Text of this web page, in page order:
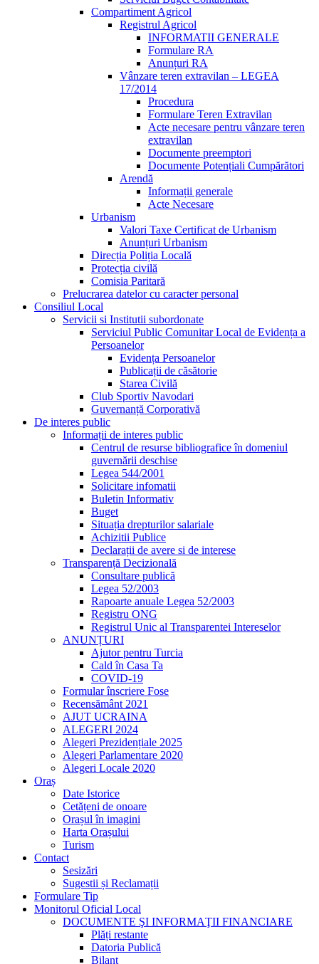
Compartiment Agricol
Registrul Agricol
INFORMATII GENERALE
Formulare RA
Anunțuri RA
Vânzare teren extravilan – LEGEA
17/2014
Procedura
Formulare Teren Extravilan
Acte necesare pentru vânzare teren
extravilan
Documente preemptori
Documente Potențiali Cumpărători
Arendă
Informații generale
Acte Necesare
Urbanism
Valori Taxe Certificat de Urbanism
Anunțuri Urbanism
Direcția Poliția Locală
Protecția civilă
Comisia Paritară
Prelucrarea datelor cu caracter personal
Consiliul Local
Servicii si Institutii subordonate
Serviciul Public Comunitar Local de Evidența a
Persoanelor
Evidența Persoanelor
Publicații de căsătorie
Starea Civilă
Club Sportiv Navodari
Guvernanță Corporativă
De interes public
Informații de interes public
Centrul de resurse bibliografice în domeniul
guvernării deschise
Legea 544/2001
Solicitare infomatii
Buletin Informativ
Buget
Situația drepturilor salariale
Achizitii Publice
Declarații de avere si de interese
Transparență Decizională
Consultare publică
Legea 52/2003
Rapoarte anuale Legea 52/2003
Registru ONG
Registrul Unic al Transparentei Intereselor
ANUNȚURI
Ajutor pentru Turcia
Cald în Casa Ta
COVID-19
Formular înscriere Fose
Recensământ 2021
AJUT UCRAINA
ALEGERI 2024
Alegeri Prezidențiale 2025
Alegeri Parlamentare 2020
Alegeri Locale 2020
Oraș
Date Istorice
Cetățeni de onoare
Orașul în imagini
Harta Orașului
Turism
Contact
Sesizări
Sugestii și Reclamații
Formulare Tip
Monitorul Oficial Local
DOCUMENTE ŞI INFORMAŢII FINANCIARE
Plăți restante
Datoria Publică
Bilanț